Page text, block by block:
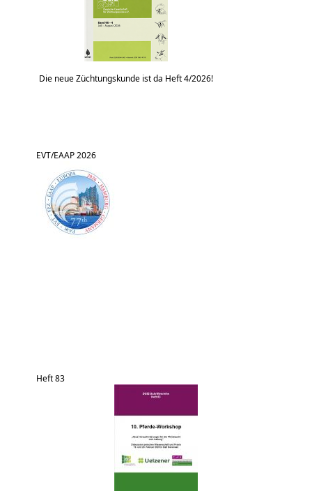
Die neue Züchtungskunde ist da Heft 4/2026!
EVT/EAAP 2026
Heft 83